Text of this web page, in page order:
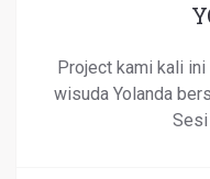
Project kami kali
wisuda Yolanda